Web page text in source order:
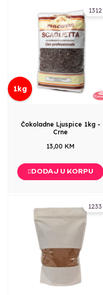
1312
1kg
Čokoladne Ljuspice 1kg -
Crne
13,00 KM
DODAJ U KORPU
1233